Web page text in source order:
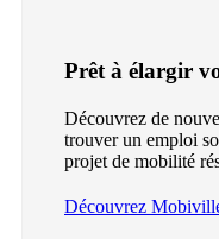
Prêt à élargir
Découvrez de
trouver un emploi
projet de mobilité
Découvrez